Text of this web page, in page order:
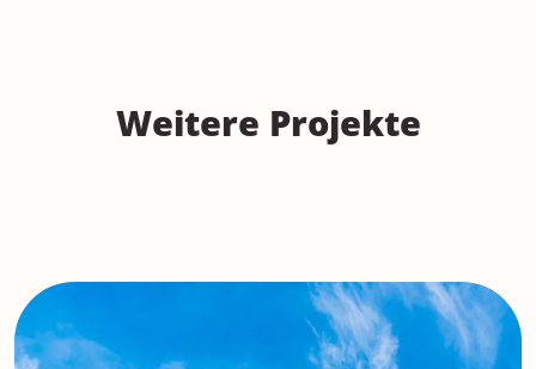
Weitere Projekte